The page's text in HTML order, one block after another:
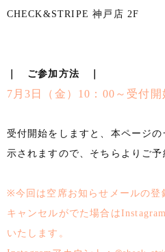
CHECK&STRIPE 神戸店 2F
｜ ご参加方法 ｜
7月3日（金）10：00～受付開
受付開始をしますと、本ページ
示されますので、そちらよりご予
※今回は空席お知らせメールの登
キャンセルがでた場合は
いたします。